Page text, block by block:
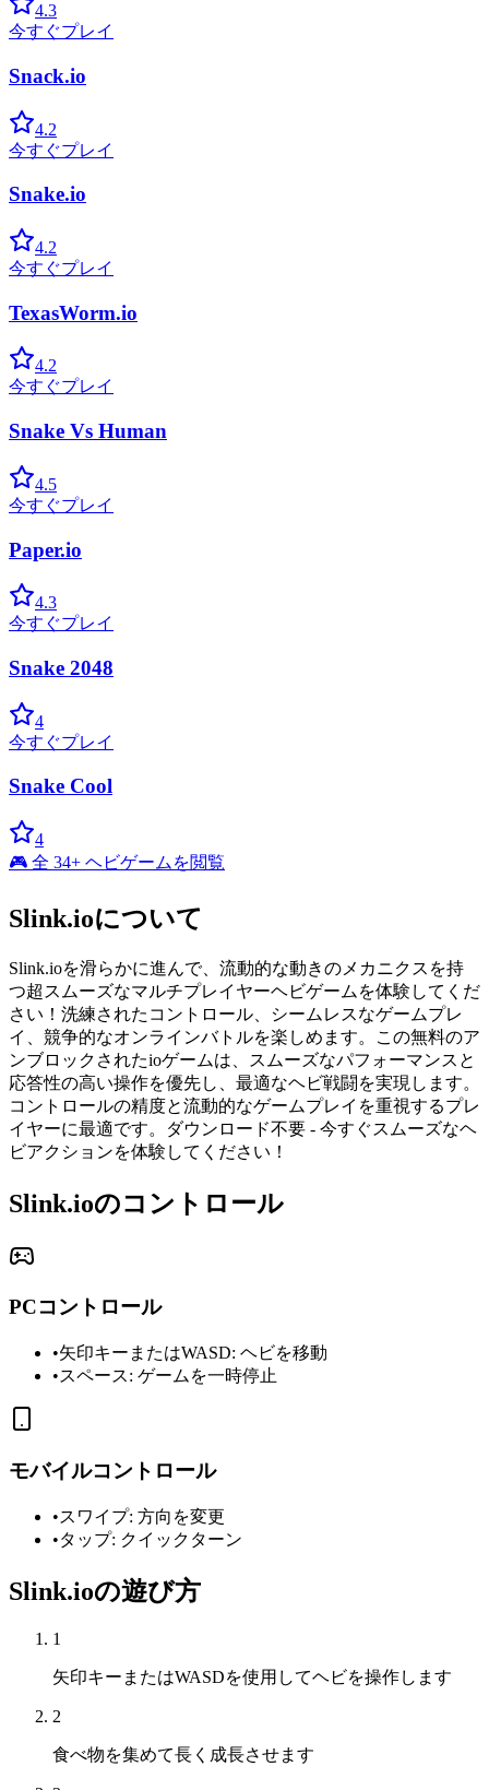
4.3
今すぐプレイ
Snack.io
4.2
今すぐプレイ
Snake.io
4.2
今すぐプレイ
TexasWorm.io
4.2
今すぐプレイ
Snake Vs Human
4.5
今すぐプレイ
Paper.io
4.3
今すぐプレイ
Snake 2048
4
今すぐプレイ
Snake Cool
4
🎮 全 34+ ヘビゲームを閲覧
Slink.ioについて
Slink.ioを滑らかに進んで、流動的な動きのメカニクスを持
つ超スムーズなマルチプレイヤーヘビゲームを体験してくだ
さい！洗練されたコントロール、シームレスなゲームプレ
イ、競争的なオンラインバトルを楽しめます。この無料のア
ンブロックされたioゲームは、スムーズなパフォーマンスと
応答性の高い操作を優先し、最適なヘビ戦闘を実現します。
コントロールの精度と流動的なゲームプレイを重視するプレ
イヤーに最適です。ダウンロード不要 - 今すぐスムーズなヘ
ビアクションを体験してください！
Slink.ioのコントロール
PCコントロール
•矢印キーまたはWASD: ヘビを移動
•スペース: ゲームを一時停止
モバイルコントロール
•スワイプ: 方向を変更
•タップ: クイックターン
Slink.ioの遊び方
1
矢印キーまたはWASDを使用してヘビを操作します
2
食べ物を集めて長く成長させます